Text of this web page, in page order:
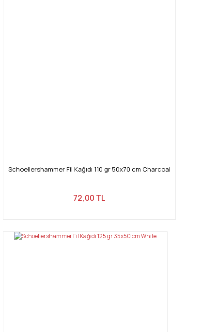
Schoellershammer Fil Kağıdı 110 gr 50x70 cm Charcoal
72,00 TL